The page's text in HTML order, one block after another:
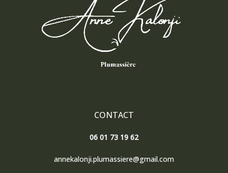
CONTACT
06 01 73 19 62
annekalonji.plumassiere@gmail.com